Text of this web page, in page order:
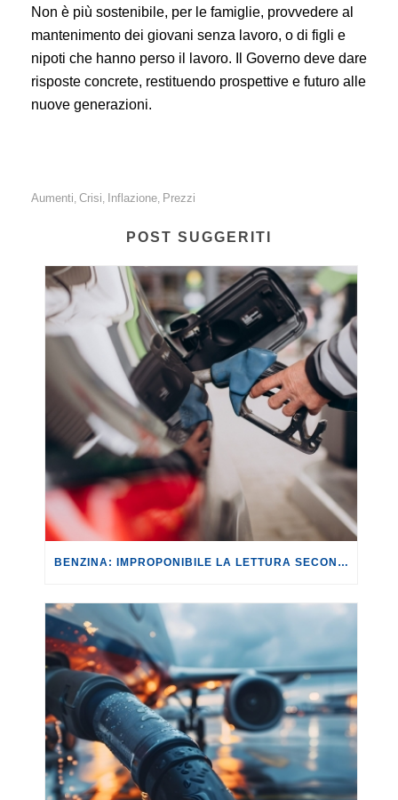
Non è più sostenibile, per le famiglie, provvedere al
mantenimento dei giovani senza lavoro, o di figli e
nipoti che hanno perso il lavoro. Il Governo deve dare
risposte concrete, restituendo prospettive e futuro alle
nuove generazioni.
Aumenti, Crisi, Inflazione, Prezzi
POST SUGGERITI
BENZINA: IMPROPONIBILE LA LETTURA SECONDO CUI PROROGARE IL TAGLIO DELLE ACCISE SIGNIFICA TASSARE TUTTI I CITTADINI.